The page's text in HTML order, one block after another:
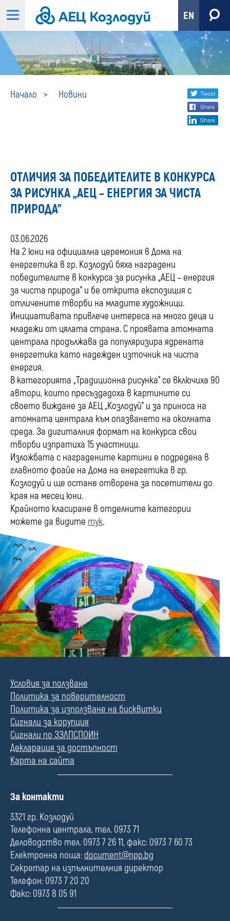
EN
Начало Новини
Share
social
ОТЛИЧИЯ ЗА ПОБЕДИТЕЛИТЕ В КОНКУРСА
ЗА РИСУНКА „АЕЦ – ЕНЕРГИЯ ЗА ЧИСТА
ПРИРОДА”
03.06.2026
На 2 юни на официална церемония в Дома на
енергетика в гр. Козлодуй бяха наградени
победителите в конкурсa за рисунка „АЕЦ – енергия
за чиста природа” и бе открита експозиция с
отличените творби на младите художници.
Инициативата привлече интереса на много деца и
младежи от цялата страна. С проявата атомната
централа продължава да популяризира ядрената
енергетика като надежден източник на чиста
енергия.
В категорията „Традиционна рисунка” се включиха 90
автори, които пресъздадоха в картините си
своето виждане за АЕЦ „Козлодуй” и за приноса на
атомната централа към опазването на околната
среда. За дигиталния формат на конкурса свои
творби изпратиха 15 участници.
Изложбата с наградените картини е подредена в
главното фоайе на Дома на енергетика в гр.
Козлодуй и ще остане отворена за посетители до
края на месец юни.
Крайното класиране в отделните категории
можете да видите тук.
Условия за ползване
Политика за поверителност
Политика за използване на бисквитки
Сигнали за корупция
Сигнали по ЗЗЛПСПОИН
Декларация за достъпност
Карта на сайта
П
л
е
За контакти
3321 гр. Козлодуй
Телефонна централа, тел. 0973 71
Деловодство тел. 0973 7 26 11, факс: 0973 7 60 73
Електронна поща: document@npp.bg
Секретар на изпълнителния директор
Телефон: 0973 7 20 20
Факс: 0973 8 05 91